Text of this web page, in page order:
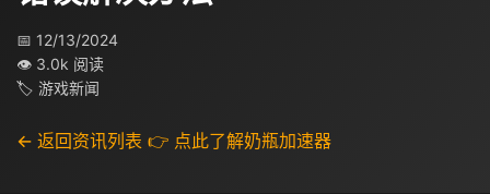
📅 12/13/2024
👁 3.0k 阅读
🏷 游戏新闻
← 返回资讯列表 👉 点此了解奶瓶加速器